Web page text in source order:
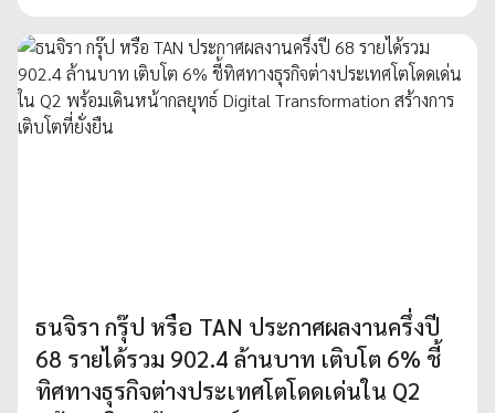
ธนจิรา กรุ๊ป หรือ TAN ประกาศผลงานครึ่งปี
68 รายได้รวม 902.4 ล้านบาท เติบโต 6% ชี้
ทิศทางธุรกิจต่างประเทศโตโดดเด่นใน Q2